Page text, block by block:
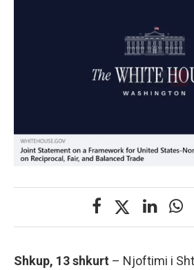
Shkup, 13 shkurt – Njoftimi i